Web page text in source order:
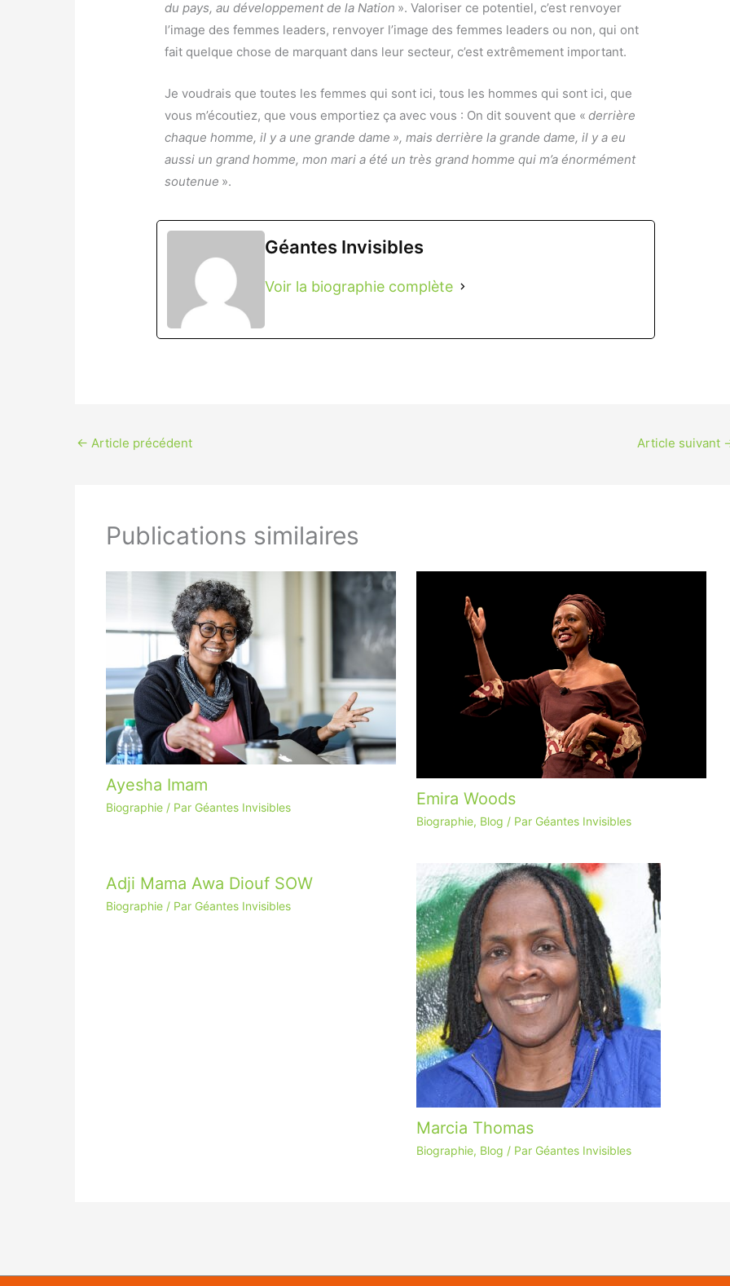
du pays, au développement de la Nation ». Valoriser ce potentiel, c’est renvoyer
l’image des femmes leaders, renvoyer l’image des femmes leaders ou non, qui ont
fait quelque chose de marquant dans leur secteur, c’est extrêmement important.
Je voudrais que toutes les femmes qui sont ici, tous les hommes qui sont ici, que
vous m’écoutiez, que vous emportiez ça avec vous : On dit souvent que «derrière
chaque homme, il y a une grande dame », mais derrière la grande dame, il y a eu
aussi un grand homme, mon mari a été un très grand homme qui m’a énormément
soutenue ».
Géantes Invisibles
Voir la biographie complète
← Article précédent Article suivant
Publications similaires
Ayesha Imam
Biographie/ Par Géantes Invisibles Emira Woods
Biographie, Blog / Par Géantes Invisibles
Adji Mama Awa Diouf SOW
Biographie/ Par Géantes Invisibles
Marcia Thomas
Biographie, Blog / Par Géantes Invisibles